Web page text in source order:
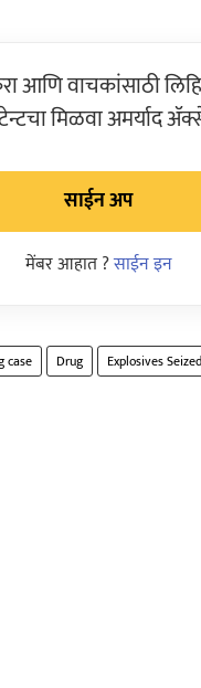
आणि वाचकांसाठी
मिळवा अमर्याद
साईन अप
मेंबर आहात ?साईन इन
case Drug Explosives Seized